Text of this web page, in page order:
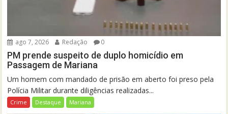
ago 7, 2026 Redação 0
PM prende suspeito de duplo homicídio em
Passagem de Mariana
Um homem com mandado de prisão em aberto foi preso pela
Polícia Militar durante diligências realizadas...
Crime Destaque Mariana